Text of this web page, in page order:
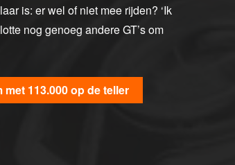
is: er wel of niet mee rijden? ‘Ik
nog genoeg andere GT’s om
113.000 op de teller